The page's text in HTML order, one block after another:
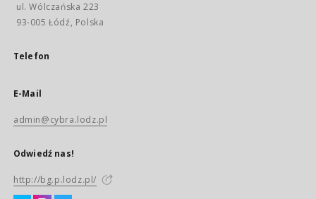
ul. Wólczańska 223
93-005 Łódź, Polska
Telefon
E-Mail
admin@cybra.lodz.pl
Odwiedź nas!
http://bg.p.lodz.pl/